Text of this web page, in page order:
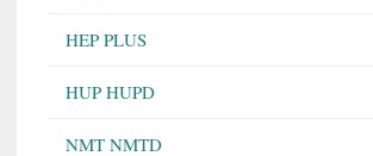
HEP PLUS
HUP HUPD
NMT NMTD